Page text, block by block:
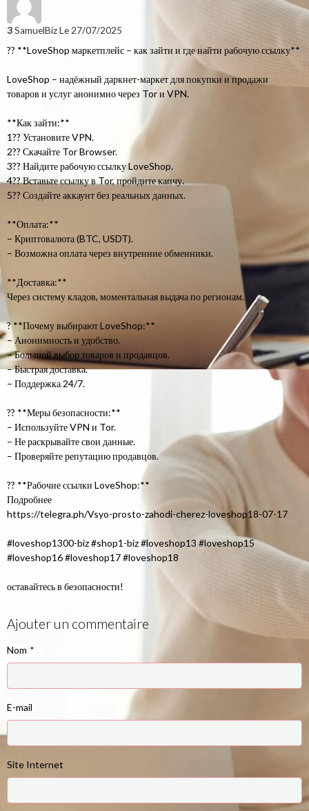
3SamuelBizLe 27/07/2025
?? **LoveShop маркетплейс – как зайти и где найти рабочую ссылку**
LoveShop – надёжный даркнет-маркет для покупки и продажи
товаров и услуг анонимно через Tor и VPN.
**Как зайти:**
1?? Установите VPN.
2?? Скачайте Tor Browser.
3?? Найдите рабочую ссылку LoveShop.
4?? Вставьте ссылку в Tor, пройдите капчу.
5?? Создайте аккаунт без реальных данных.
**Оплата:**
– Криптовалюта (BTC, USDT).
– Возможна оплата через внутренние обменники.
**Доставка:**
Через систему кладов, моментальная выдача по регионам.
? **Почему выбирают LoveShop:**
– Анонимность и удобство.
– Большой выбор товаров и продавцов.
– Быстрая доставка.
– Поддержка 24/7.
?? **Меры безопасности:**
– Используйте VPN и Tor.
– Не раскрывайте свои данные.
– Проверяйте репутацию продавцов.
?? **Рабочие ссылки LoveShop:**
Подробнее
https://telegra.ph/Vsyo-prosto-zahodi-cherez-loveshop18-07-17
#loveshop1300-biz #shop1-biz #loveshop13 #loveshop15
#loveshop16 #loveshop17 #loveshop18
оставайтесь в безопасности!
Ajouter un commentaire
Nom
E-mail
Site Internet